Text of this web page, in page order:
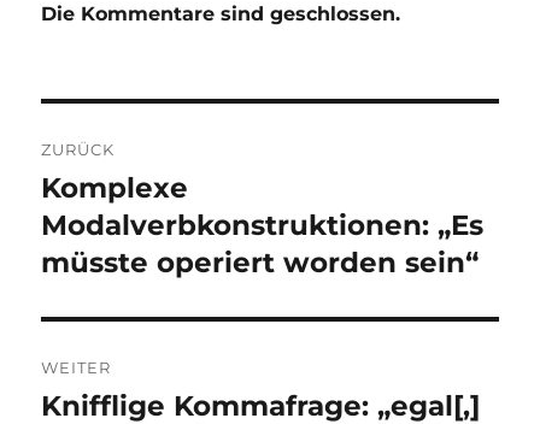
Die Kommentare sind geschlossen.
ZURÜCK
Vorheriger
Beitrag:
Komplexe
Modalverbkonstruktionen: „Es
müsste operiert worden sein“
WEITER
Nächster
Knifflige Kommafrage: „egal[,]